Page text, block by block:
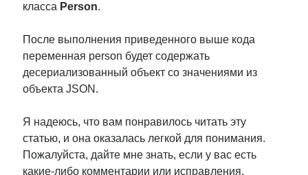
класса Person.
После выполнения приведенного выше кода
переменная person будет содержать
десериализованный объект со значениями из
объекта JSON.
Я надеюсь, что вам понравилось читать эту
статью, и она оказалась легкой для понимания.
Пожалуйста, дайте мне знать, если у вас есть
какие-либо комментарии или исправления.